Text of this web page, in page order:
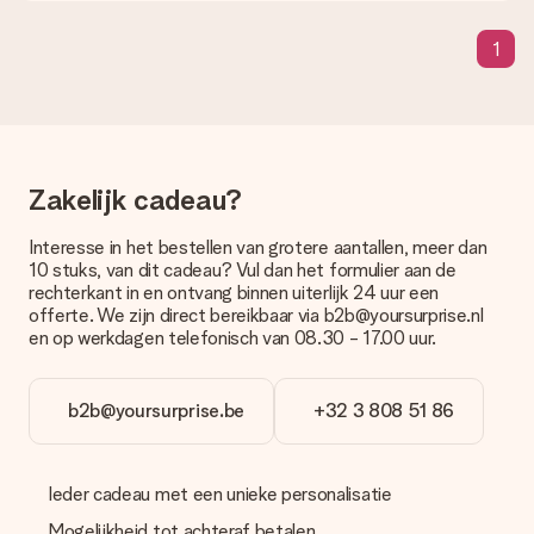
Ben je op zoek naar een specifiek cadeau of een cadeau in
een bepaalde kleur, maar je ziet die niet op de website staan?
Door in onze winkelmand op ‘Gratis wenskaartje’ te klikken kun
je een leuk kaartje toevoegen bij je cadeau. Op dit kaartje kun
je een persoonlijke boodschap plaatsen, zodat de ontvanger
precies weet van wie de verrassing afkomstig is.
Wordt mijn cadeau ingepakt geleverd?
Momenteel hebben we (nog) geen inpakservice om jouw
cadeau mooi in te pakken. Wel versturen we onze cadeaus in
Kan ik een afleverdatum kiezen?
1
Zakelijk cadeau?
Interesse in het bestellen van grotere aantallen, meer dan
10 stuks, van dit cadeau? Vul dan het formulier aan de
rechterkant in en ontvang binnen uiterlijk 24 uur een
offerte. We zijn direct bereikbaar via b2b@yoursurprise.nl
en op werkdagen telefonisch van 08.30 - 17.00 uur.
b2b@yoursurprise.be +32 3 808 51 86
Ieder cadeau met een unieke personalisatie